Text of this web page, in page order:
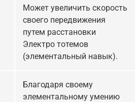
Может увеличить скорость
своего передвижения
путем расстановки
Электро тотемов
(элементальный навык).
Благодаря своему
элементальному умению